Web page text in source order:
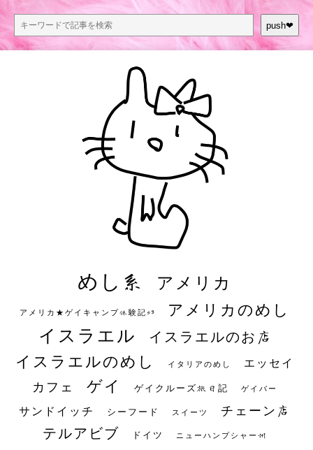
push❤︎
めし系 アメリカ
アメリカ★ゲイキャンプ体験記S3 アメリカのめし
イスラエル イスラエルのお店
イスラエルのめし イタリアのめし エッセイ
カフェ ゲイ ゲイクルーズ旅日記 ゲイバー
サンドイッチ シーフード スイーツ チェーン店
テルアビブ ドイツ ニューハンプシャー州